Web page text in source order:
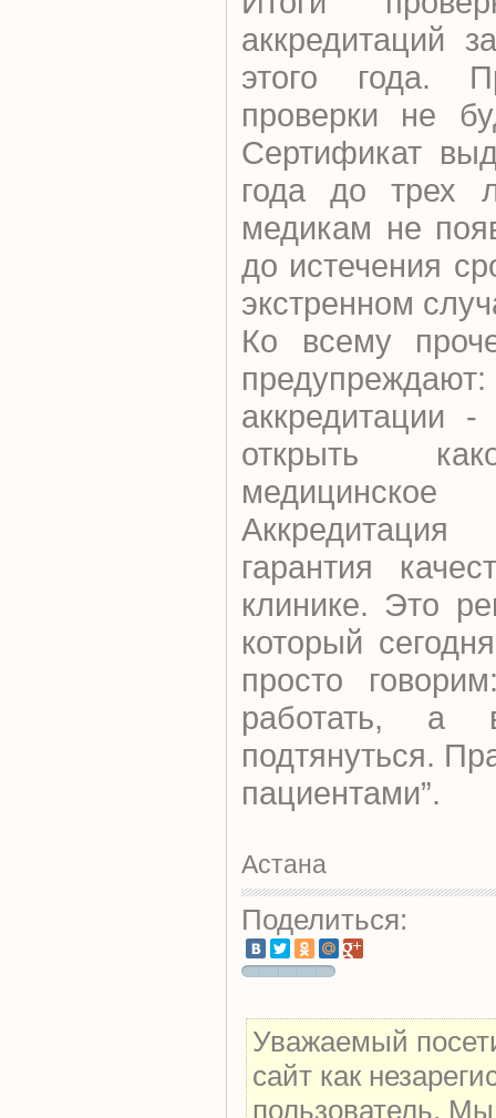
аккредитаций
этого года.
проверки не
Сертификат
года до трех
медикам не
до истечения
экстренном
Ко всему
аккредитации
открыть
гарантия
клинике. Это
который
просто
работать,
подтянуться.
пациентами”.
Астана
Поделиться:
Уважаемый
сайт как
пользователь.